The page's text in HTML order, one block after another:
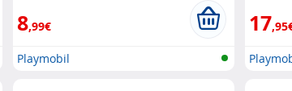
8,99€
Playmobil
17